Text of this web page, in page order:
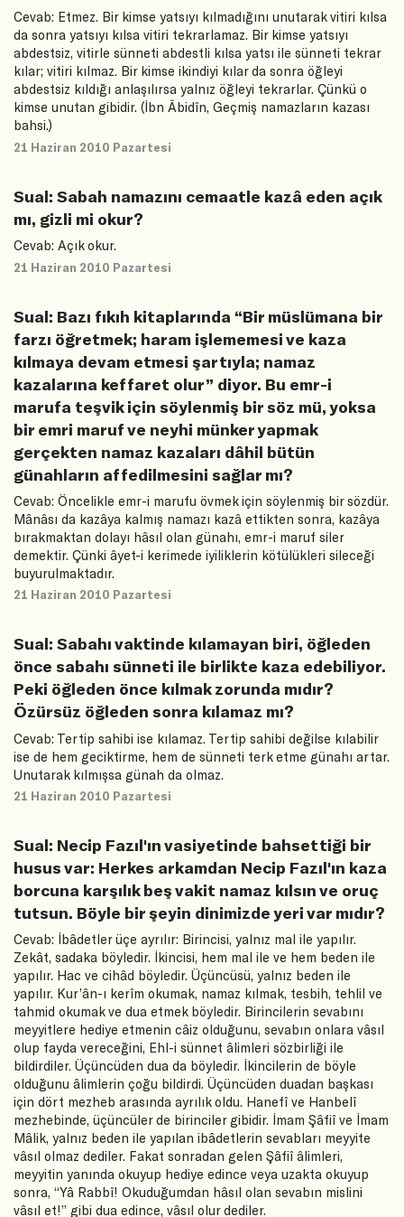
Cevab: Etmez. Bir kimse yatsıyı kılmadığını unutarak vitiri kılsa
da sonra yatsıyı kılsa vitiri tekrarlamaz. Bir kimse yatsıyı
abdestsiz, vitirle sünneti abdestli kılsa yatsı ile sünneti tekrar
kılar; vitiri kılmaz. Bir kimse ikindiyi kılar da sonra öğleyi
abdestsiz kıldığı anlaşılırsa yalnız öğleyi tekrarlar. Çünkü o
kimse unutan gibidir. (İbn Âbidîn, Geçmiş namazların kazası
bahsi.)
21 Haziran 2010 Pazartesi
Sual: Sabah namazını cemaatle kazâ eden açık
mı, gizli mi okur?
Cevab: Açık okur.
21 Haziran 2010 Pazartesi
Sual: Bazı fıkıh kitaplarında “Bir müslümana bir
farzı öğretmek; haram işlememesi ve kaza
kılmaya devam etmesi şartıyla; namaz
kazalarına keffaret olur” diyor. Bu emr-i
marufa teşvik için söylenmiş bir söz mü, yoksa
bir emri maruf ve neyhi münker yapmak
gerçekten namaz kazaları dâhil bütün
günahların affedilmesini sağlar mı?
Cevab: Öncelikle emr-i marufu övmek için söylenmiş bir sözdür.
Mânâsı da kazâya kalmış namazı kazâ ettikten sonra, kazâya
bırakmaktan dolayı hâsıl olan günahı, emr-i maruf siler
demektir. Çünki âyet-i kerimede iyiliklerin kötülükleri sileceği
buyurulmaktadır.
21 Haziran 2010 Pazartesi
Sual: Sabahı vaktinde kılamayan biri, öğleden
önce sabahı sünneti ile birlikte kaza edebiliyor.
Peki öğleden önce kılmak zorunda mıdır?
Özürsüz öğleden sonra kılamaz mı?
Cevab: Tertip sahibi ise kılamaz. Tertip sahibi değilse kılabilir
ise de hem geciktirme, hem de sünneti terk etme günahı artar.
Unutarak kılmışsa günah da olmaz.
21 Haziran 2010 Pazartesi
Sual: Necip Fazıl'ın vasiyetinde bahsettiği bir
husus var: Herkes arkamdan Necip Fazıl'ın kaza
borcuna karşılık beş vakit namaz kılsın ve oruç
tutsun. Böyle bir şeyin dinimizde yeri var mıdır?
Cevab: İbâdetler üçe ayrılır: Birincisi, yalnız mal ile yapılır.
Zekât, sadaka böyledir. İkincisi, hem mal ile ve hem beden ile
yapılır. Hac ve cihâd böyledir. Üçüncüsü, yalnız beden ile
yapılır. Kur’ân-ı kerîm okumak, namaz kılmak, tesbih, tehlil ve
tahmid okumak ve dua etmek böyledir. Birincilerin sevabını
meyyitlere hediye etmenin câiz olduğunu, sevabın onlara vâsıl
olup fayda vereceğini, Ehl-i sünnet âlimleri sözbirliği ile
bildirdiler. Üçüncüden dua da böyledir. İkincilerin de böyle
olduğunu âlimlerin çoğu bildirdi. Üçüncüden duadan başkası
için dört mezheb arasında ayrılık oldu. Hanefî ve Hanbelî
mezhebinde, üçüncüler de birinciler gibidir. İmam Şâfiî ve İmam
Mâlik, yalnız beden ile yapılan ibâdetlerin sevabları meyyite
vâsıl olmaz dediler. Fakat sonradan gelen Şâfiî âlimleri,
meyyitin yanında okuyup hediye edince veya uzakta okuyup
sonra, “Yâ Rabbî! Okuduğumdan hâsıl olan sevabın mislini
vâsıl et!” gibi dua edince, vâsıl olur dediler.